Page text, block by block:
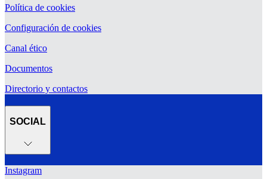
Política de cookies
Configuración de cookies
Canal ético
Documentos
Directorio y contactos
SOCIAL
Instagram